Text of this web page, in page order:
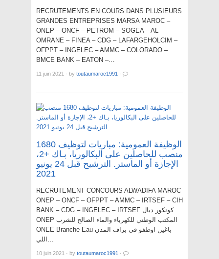
RECRUTEMENTS EN COURS DANS PLUSIEURS
GRANDES ENTREPRISES MARSA MAROC –
ONEP – ONCF – PETROM – SOGEA – AL
OMRANE – FINEA – CDG – LAFARGEHOLCIM –
OFPPT – INGELEC – AMMC – COLORADO –
BMCE BANK – EATON –…
11 juin 2021 · by toutaumaroc1991 ·
الوظيفة العمومية: مباريات لتوظيف 1680
منصب للحاصلين على البكالوريا، بـاك +2،
الإجازة أو الماستر. الترشيح قبل 24 يونيو
2021
RECRUTEMENT CONCOURS ALWADIFA MAROC
ONEP – ONCF – OFPPT – AMMC – IRTSEF – CIH
BANK – CDG – INGELEC – IRTSEF كونكور ديال
ONEP المكتب الوطني للكهرباء والماء الصالح للشرب
ONEE Branche Eau باغين اوظفو في بزاف المدن
اللي…
10 juin 2021 · by toutaumaroc1991 ·